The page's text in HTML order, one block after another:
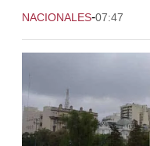
NACIONALES-07:47